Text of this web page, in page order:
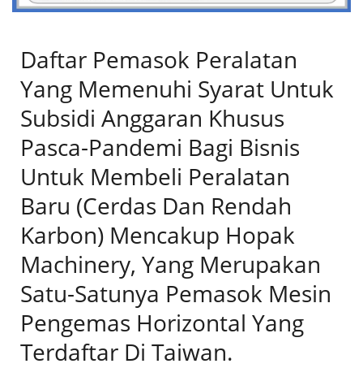
Daftar Pemasok Peralatan
Yang Memenuhi Syarat Untuk
Subsidi Anggaran Khusus
Pasca-Pandemi Bagi Bisnis
Untuk Membeli Peralatan
Baru (cerdas Dan Rendah
Karbon) Mencakup Hopak
Machinery, Yang Merupakan
Satu-Satunya Pemasok Mesin
Pengemas Horizontal Yang
Terdaftar Di Taiwan.